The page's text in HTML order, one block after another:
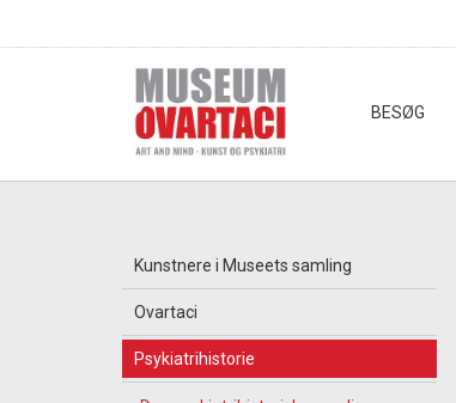
BESØG
Kunstnere i Museets samling
Ovartaci
Psykiatrihistorie